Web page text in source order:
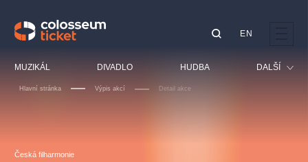
MUZIKÁL DIVADLO HUDBA DALŠÍ
EN
Hlavní stránka Výpis akcí Detail akce
Česká filharmonie
OBYČEJNÁ HOLKA